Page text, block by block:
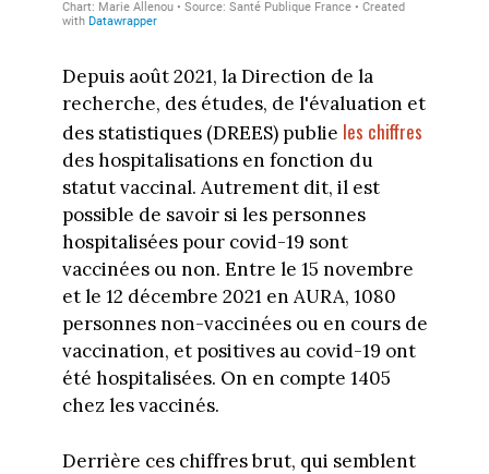
Depuis août 2021, la Direction de la
recherche, des études, de l'évaluation et
des statistiques (DREES) publie les chiffres
des hospitalisations en fonction du
statut vaccinal. Autrement dit, il est
possible de savoir si les personnes
hospitalisées pour covid-19 sont
vaccinées ou non. Entre le 15 novembre
et le 12 décembre 2021 en AURA, 1080
personnes non-vaccinées ou en cours de
vaccination, et positives au covid-19 ont
été hospitalisées. On en compte 1405
chez les vaccinés.
Derrière ces chiffres brut, qui semblent